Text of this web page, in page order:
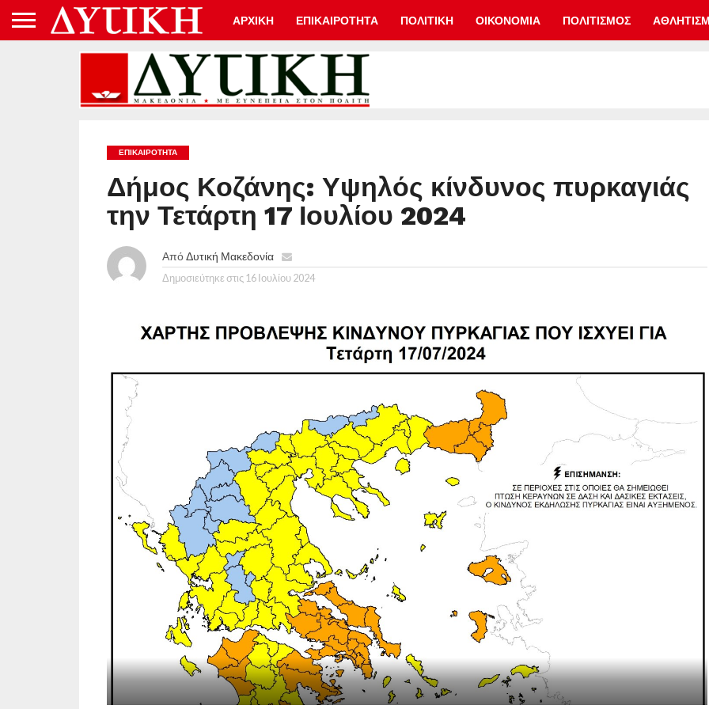
ΑΡΧΙΚΗ ΕΠΙΚΑΙΡΟΤΗΤΑ ΠΟΛΙΤΙΚΗ ΟΙΚΟΝΟΜΙΑ ΠΟΛΙΤΙΣΜΟΣ
ΕΠΙΚΑΙΡΟΤΗΤΑ
Δήμος Κοζάνης: Υψηλός κίνδυνος πυρκαγιάς
την Τετάρτη 17 Ιουλίου 2024
ΑπόΔυτική Μακεδονία
Δημοσιεύτηκε στις 16 Ιουλίου 2024